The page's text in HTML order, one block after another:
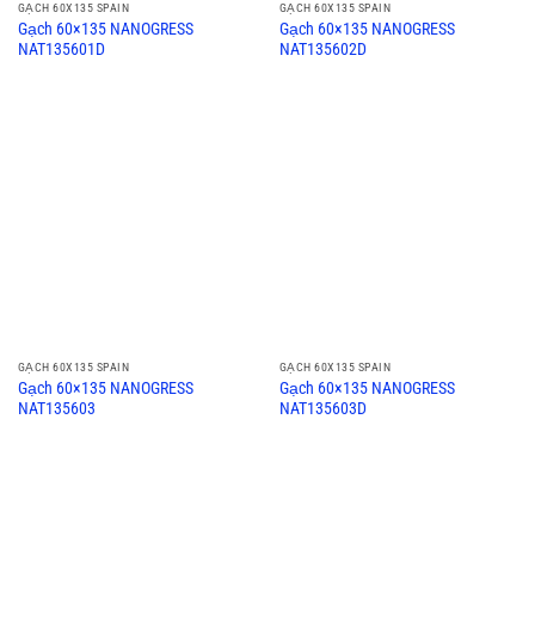
GẠCH 60X135 SPAIN
Gạch 60×135 NANOGRESS
NAT135601D
GẠCH 60X135 SPAIN
Gạch 60×135 NANOGRESS
NAT135602D
GẠCH 60X135 SPAIN
Gạch 60×135 NANOGRESS
NAT135603
GẠCH 60X135 SPAIN
Gạch 60×135 NANOGRESS
NAT135603D